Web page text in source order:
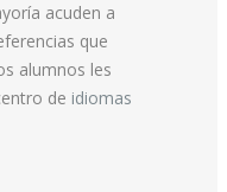
acuden a
que
alumnos les
de idiomas